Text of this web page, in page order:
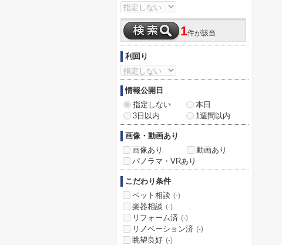
1件が該当
利回り
情報公開日
指定しない
本日
3日以内
1週間以内
画像・動画あり
画像あり
動画あり
パノラマ・VRあり
こだわり条件
ペット相談 (-)
楽器相談 (-)
リフォーム済 (-)
リノベーション済 (-)
眺望良好 (-)